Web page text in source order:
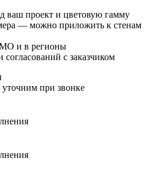
ваш проект и цветовую гамму
— можно приложить к стенам
и в регионы
согласований с заказчиком
при звонке